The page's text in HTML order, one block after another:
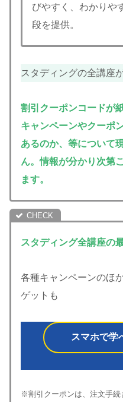
びやすく、わかりや
段を提供。
スタディングの全講座
割引クーポンコードが
キャンペーンやクーポ
あるのか、等について
ん。情報が分かり次第
ます。
スタディング全講座の
各種キャンペーンのほ
ゲットも
スマホで学
※割引クーポンは、注文手続